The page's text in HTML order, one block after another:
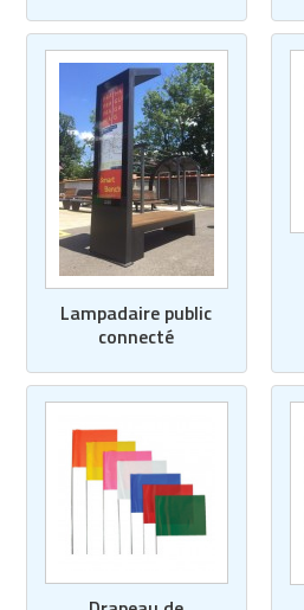
Lampadaire public
connecté